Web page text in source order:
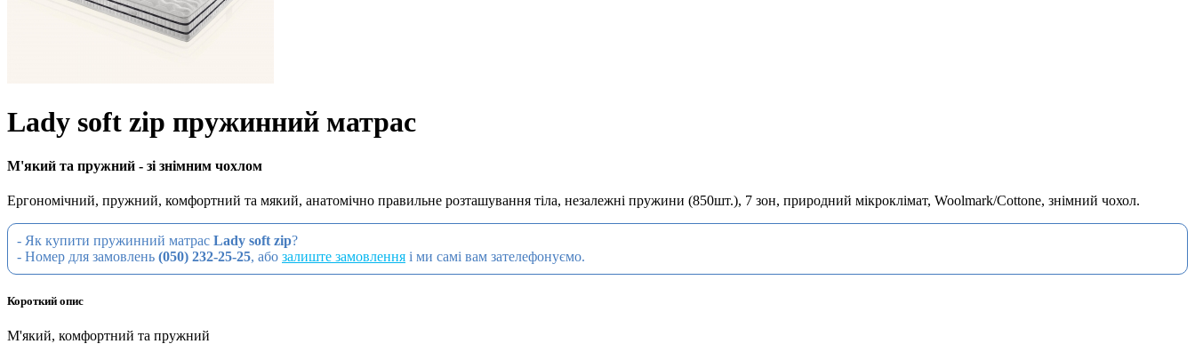
Lady soft zip пружинний матрас
М'який та пружний - зі знімним чохлом
Ергономічний, пружний, комфортний та мякий, анатомічно правильне розташування тіла, незалежні пружини (850шт.), 7 зон, природний мікроклімат, Woolmark/Cottone, знімний чохол.
- Як купити пружинний матрас Lady soft zip?
- Номер для замовлень (050) 232-25-25, або залиште замовлення і ми самі вам зателефонуємо.
Короткий опис
М'який, комфортний та пружний